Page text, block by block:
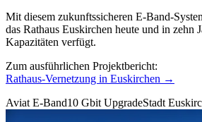
Mit diesem zukunftssicheren E-Band-
das Rathaus Euskirchen heute und in zehn
Kapazitäten verfügt.
Zum ausführlichen Projektbericht:
Rathaus-Vernetzung in Euskirchen →
Aviat E-Band10 Gbit UpgradeStadt